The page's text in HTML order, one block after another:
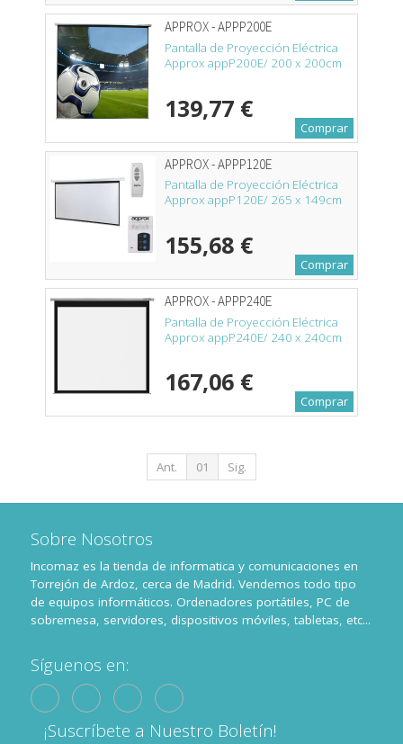
APPROX - APPP200E
Pantalla de Proyección Eléctrica
Approx appP200E/ 200 x 200cm
139,77 €
Comprar
APPROX - APPP120E
Pantalla de Proyección Eléctrica
Approx appP120E/ 265 x 149cm
155,68 €
Comprar
APPROX - APPP240E
Pantalla de Proyección Eléctrica
Approx appP240E/ 240 x 240cm
167,06 €
Comprar
Ant. 01 Sig.
Sobre Nosotros
Incomaz es la tienda de informatica y comunicaciones en
Torrejón de Ardoz, cerca de Madrid. Vendemos todo tipo
de equipos informáticos. Ordenadores portátiles, PC de
sobremesa, servidores, dispositivos móviles, tabletas, etc...
Síguenos en:
¡Suscríbete a Nuestro Boletín!